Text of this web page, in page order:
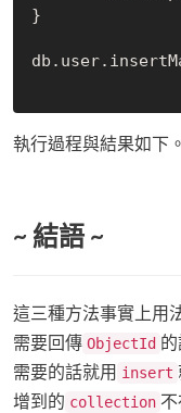
}
執行過程與結果如下。
~ 結語 ~
這三種方法事實上用
需要回傳 ObjectId
需要的話就用 insert
增到的 collection